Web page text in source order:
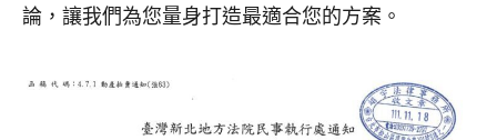
論，讓我們為您量身打造最適合您的方案。